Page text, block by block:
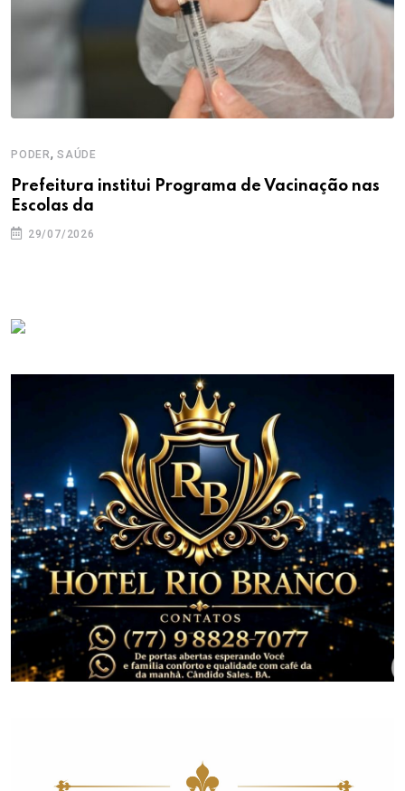
PODER, SAÚDE
Prefeitura institui Programa de Vacinação nas
Escolas da
29/07/2026